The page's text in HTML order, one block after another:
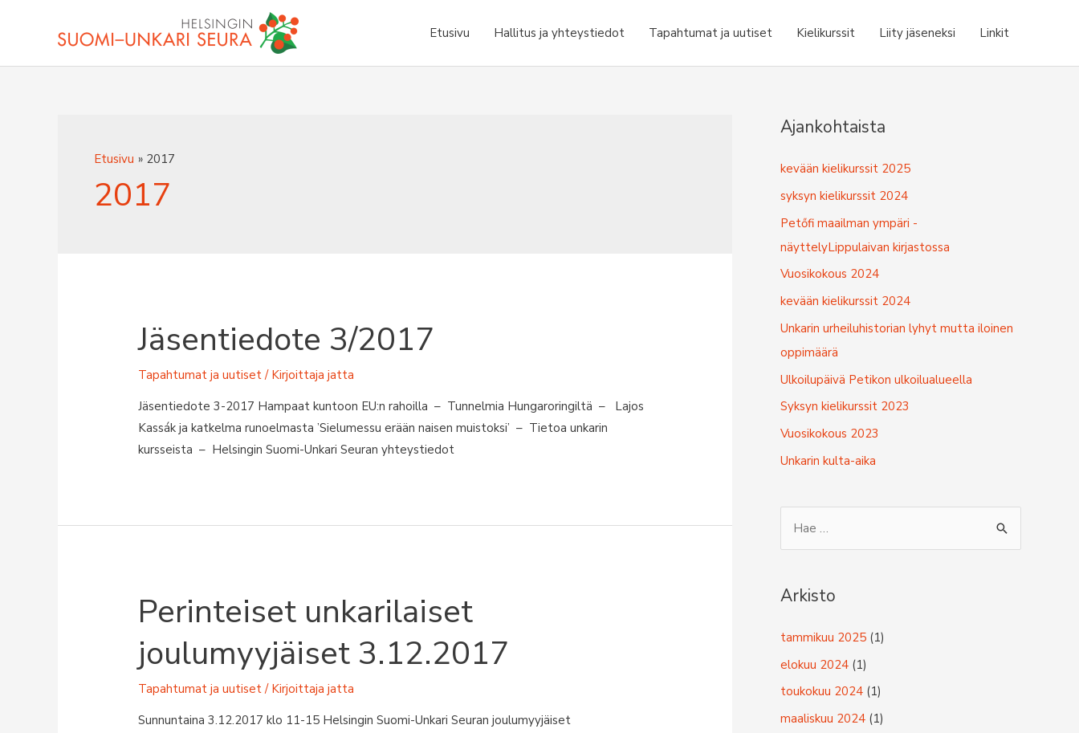
Etusivu Hallitus ja yhteystiedot Tapahtumat ja uutiset Kielikurssit Liity jäseneksi Linkit
Etusivu 2017
2017
Jäsentiedote 3/2017
Tapahtumat ja uutiset/ Kirjoittajajatta
Jäsentiedote 3-2017 Hampaat kuntoon EU:n rahoilla – Tunnelmia Hungaroringiltä – Lajos
Kassák ja katkelma runoelmasta ’Sielumessu erään naisen muistoksi’ – Tietoa unkarin
kursseista – Helsingin Suomi-Unkari Seuran yhteystiedot
Perinteiset unkarilaiset
joulumyyjäiset 3.12.2017
Tapahtumat ja uutiset/ Kirjoittajajatta
Sunnuntaina 3.12.2017 klo 11-15 Helsingin Suomi-Unkari Seuran joulumyyjäiset
Ajankohtaista
kevään kielikurssit 2025
syksyn kielikurssit 2024
Petőfi maailman ympäri -
näyttelyLippulaivan kirjastossa
Vuosikokous 2024
kevään kielikurssit 2024
Unkarin urheiluhistorian lyhyt mutta iloinen
oppimäärä
Ulkoilupäivä Petikon ulkoilualueella
Syksyn kielikurssit 2023
Vuosikokous 2023
Unkarin kulta-aika
h
f
o
Arkisto
tammikuu 2025 (1)
elokuu 2024 (1)
toukokuu 2024 (1)
maaliskuu 2024 (1)